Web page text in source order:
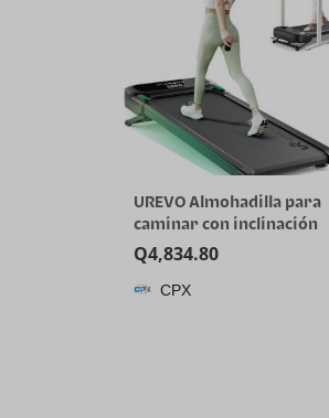
UREVO Almohadilla para
caminar con inclinación
automática con aplicación
de IA, caminadora
motorizada silenciosa sin
Q4,834.80
CPX